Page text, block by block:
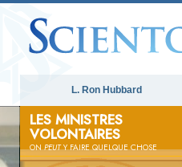
L. Ron Hubbard
LES MINISTRES
VOLONTAIRES
ONPEUTY FAIRE QUELQUE CHOSE